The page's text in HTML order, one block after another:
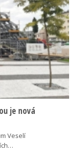
je nová
Veselí